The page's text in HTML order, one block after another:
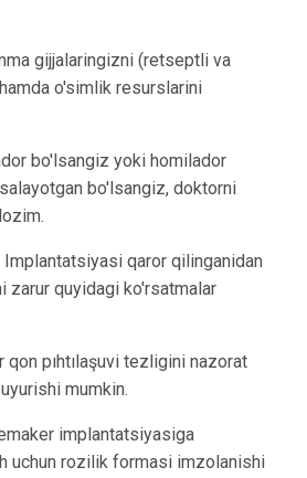
gijjalaringizni (retseptli va
o'simlik resurslarini
bo'lsangiz yoki homilador
bo'lsangiz, doktorni
qaror qilinganidan
zarur quyidagi ko'rsatmalar
pıhtılaşuvi tezligini nazorat
mumkin.
implantatsiyasiga
uchun rozilik formasi imzolanishi